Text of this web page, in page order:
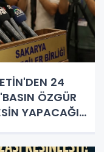
24
ÖZGÜR
YAPACAĞI